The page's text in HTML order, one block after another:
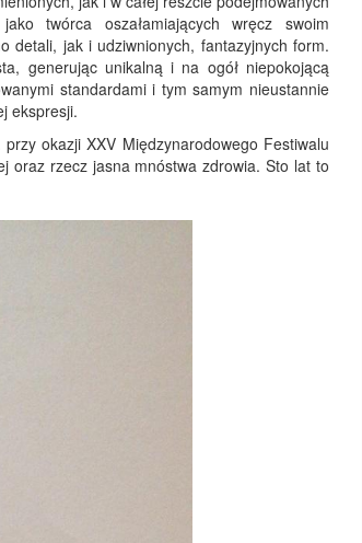
twórca oszałamiających wręcz swoim
detali, jak i udziwnionych, fantazyjnych form.
generując unikalną i na ogół niepokojącą
standardami i tym samym nieustannie
ekspresji.
okazji XXV Międzynarodowego Festiwalu
oraz rzecz jasna mnóstwa zdrowia. Sto lat to